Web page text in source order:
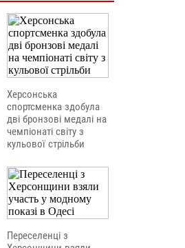
Херсонська
спортсменка здобула
дві бронзові медалі на
чемпіонаті світу з
кульової стрільби
Переселенці з